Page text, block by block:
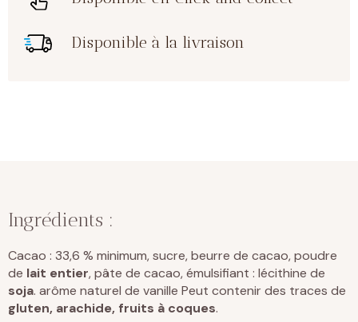
Disponible à la livraison
Ingrédients :
Cacao : 33,6 % minimum, sucre, beurre de cacao, poudre
de lait entier, pâte de cacao, émulsifiant : lécithine de
soja. arôme naturel de vanille Peut contenir des traces de
gluten, arachide, fruits à coques.